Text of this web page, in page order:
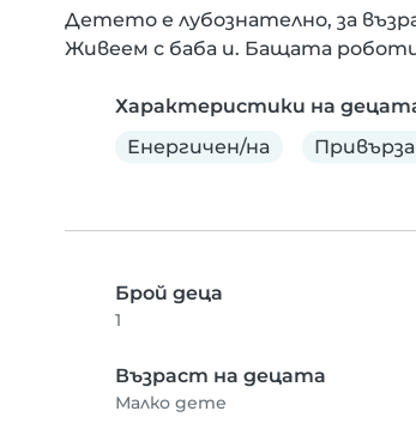
Детето е лубознателно, за
Живеем с баба и. Бащата
Характеристики на
Енергичен/на
Брой деца
1
Възраст на децата
Малко дете